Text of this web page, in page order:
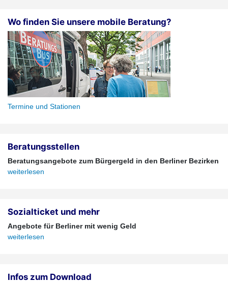
Wo finden Sie unsere mobile Beratung?
Termine und Stationen
Beratungsstellen
Beratungsangebote zum Bürgergeld in den Berliner Bezirken
weiterlesen
Sozialticket und mehr
Angebote für Berliner mit wenig Geld
weiterlesen
Infos zum Download